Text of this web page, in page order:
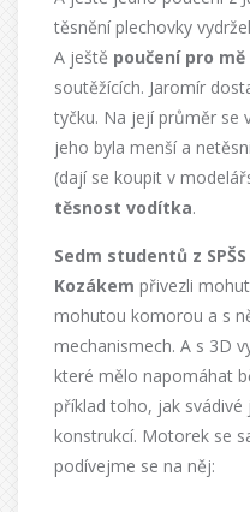
těsnění plechovky
A ještě poučení pro mě
soutěžících. Jaromír
tyčku. Na její průměr se
jeho byla menší a
(dají se koupit v
těsnost vodítka.
Sedm studentů z
Kozákem přivezli
mohutou komorou a s
mechanismech. A s 3D
které mělo napomáhat
příklad toho, jak
konstrukcí. Motorek se
podívejme se na něj: